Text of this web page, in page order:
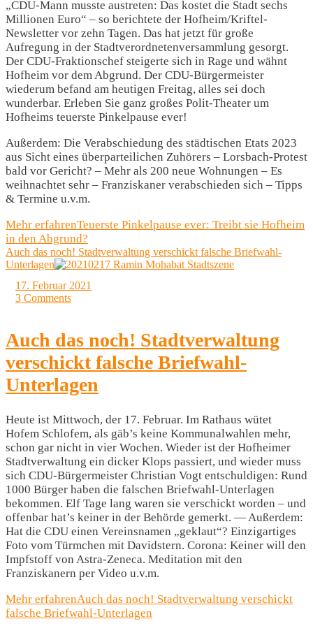
„CDU-Mann musste austreten: Das kostet die Stadt sechs
Millionen Euro“ – so berichtete der Hofheim/Kriftel-
Newsletter vor zehn Tagen. Das hat jetzt für große
Aufregung in der Stadtverordnetenversammlung gesorgt.
Der CDU-Fraktionschef steigerte sich in Rage und wähnt
Hofheim vor dem Abgrund. Der CDU-Bürgermeister
wiederum befand am heutigen Freitag, alles sei doch
wunderbar. Erleben Sie ganz großes Polit-Theater um
Hofheims teuerste Pinkelpause ever!
Außerdem: Die Verabschiedung des städtischen Etats 2023
aus Sicht eines überparteilichen Zuhörers – Lorsbach-Protest
bald vor Gericht? – Mehr als 200 neue Wohnungen – Es
weihnachtet sehr – Franziskaner verabschieden sich – Tipps
& Termine u.v.m.
Mehr erfahrenTeuerste Pinkelpause ever: Treibt sie Hofheim
in den Abgrund?
Auch das noch! Stadtverwaltung verschickt falsche Briefwahl-
Unterlagen
17. Februar 2021
3 Comments
Auch das noch! Stadtverwaltung
verschickt falsche Briefwahl-
Unterlagen
Heute ist Mittwoch, der 17. Februar. Im Rathaus wütet
Hofem Schlofem, als gäb’s keine Kommunalwahlen mehr,
schon gar nicht in vier Wochen. Wieder ist der Hofheimer
Stadtverwaltung ein dicker Klops passiert, und wieder muss
sich CDU-Bürgermeister Christian Vogt entschuldigen: Rund
1000 Bürger haben die falschen Briefwahl-Unterlagen
bekommen. Elf Tage lang waren sie verschickt worden – und
offenbar hat’s keiner in der Behörde gemerkt. — Außerdem:
Hat die CDU einen Vereinsnamen „geklaut“? Einzigartiges
Foto vom Türmchen mit Davidstern. Corona: Keiner will den
Impfstoff von Astra-Zeneca. Meditation mit den
Franziskanern per Video u.v.m.
Mehr erfahrenAuch das noch! Stadtverwaltung verschickt
falsche Briefwahl-Unterlagen